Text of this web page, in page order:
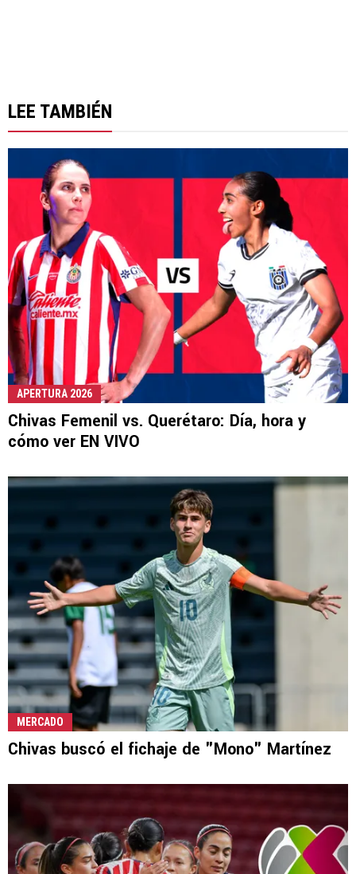
LEE TAMBIÉN
APERTURA 2026
Chivas Femenil vs. Querétaro: Día, hora y
cómo ver EN VIVO
MERCADO
Chivas buscó el fichaje de "Mono" Martínez